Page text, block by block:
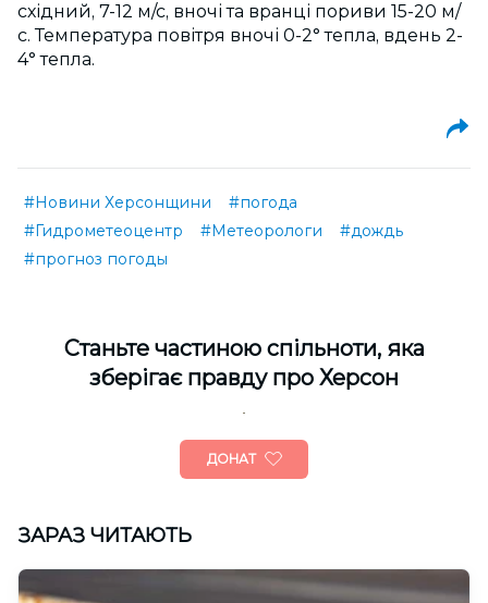
східний, 7-12 м/с, вночі та вранці пориви 15-20 м/
с. Температура повітря вночі 0-2° тепла, вдень 2-
4° тепла.
#Новини Херсонщини
#погода
#Гидрометеоцентр
#Метеорологи
#дождь
#прогноз погоды
Cтаньте частиною спільноти, яка
зберігає правду про Херсон
ДОНАТ
ЗАРАЗ ЧИТАЮТЬ